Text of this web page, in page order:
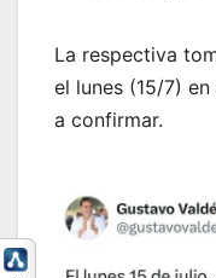
La respectiva
el lunes (15/7)
a confirmar.